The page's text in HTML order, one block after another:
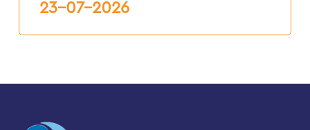
23-07-2026